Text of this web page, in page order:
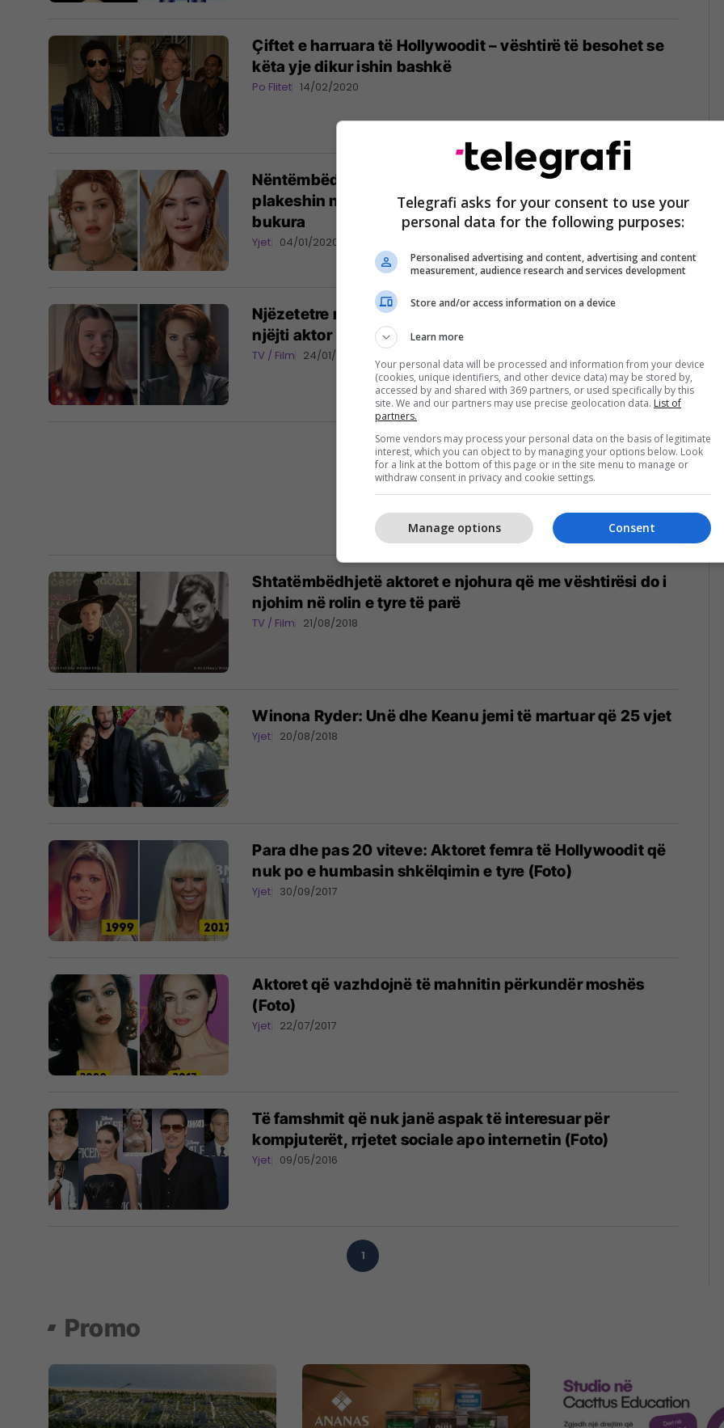
Çiftet e harruara të Hollywoodit – vështirë të besohet se
këta yje dikur ishin bashkë
Po Flitet 14/02/2020
Nëntëmbëdhjetë femrat e famshme që zgjodhën të
plakeshin në formë natyrale dhe u bënë edhe më të
bukura
Yjet 04/01/2020
Njëzetetre rolet që nuk e keni besuar se janë luajtur nga i
njëjti aktor
TV / Film 24/01/2019
Shtatëmbëdhjetë aktoret e njohura që me vështirësi do i
njohim në rolin e tyre të parë
TV / Film 21/08/2018
Winona Ryder: Unë dhe Keanu jemi të martuar që 25 vjet
Yjet 20/08/2018
Para dhe pas 20 viteve: Aktoret femra të Hollywoodit që
nuk po e humbasin shkëlqimin e tyre (Foto)
Yjet 30/09/2017
Aktoret që vazhdojnë të mahnitin përkundër moshës
(Foto)
Yjet 22/07/2017
Të famshmit që nuk janë aspak të interesuar për
kompjuterët, rrjetet sociale apo internetin (Foto)
Yjet 09/05/2016
1
Promo
Telegrafi asks for your consent to use your
personal data for the following purposes:
Personalised advertising and content, advertising and content
measurement, audience research and services development
Store and/or access information on a device
Learn more
Your personal data will be processed and information from your device
(cookies, unique identifiers, and other device data) may be stored by,
accessed by and shared with 369 partners, or used specifically by this
site. We and our partners may use precise geolocation data. List of
partners.
Some vendors may process your personal data on the basis of legitimate
interest, which you can object to by managing your options below. Look
for a link at the bottom of this page or in the site menu to manage or
withdraw consent in privacy and cookie settings.
Consent
Manage options